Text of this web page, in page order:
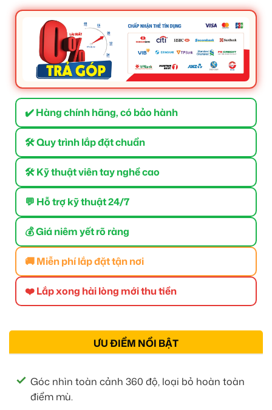
✔️ Hàng chính hãng, có bảo hành
🛠 Quy trình lắp đặt chuẩn
🛠 Kỹ thuật viên tay nghề cao
💬 Hỗ trợ kỹ thuật 24/7
💰 Giá niêm yết rõ ràng
🚚 Miễn phí lắp đặt tận nơi
❤️ Lắp xong hài lòng mới thu tiền
ƯU ĐIỂM NỔI BẬT
Góc nhìn toàn cảnh 360 độ, loại bỏ hoàn toàn
điểm mù.